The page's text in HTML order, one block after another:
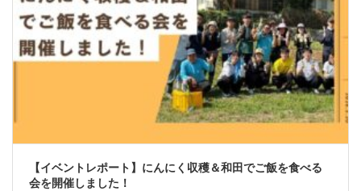
【イベントレポート】にんにく収穫＆和田でご飯を食べる
会を開催しました！